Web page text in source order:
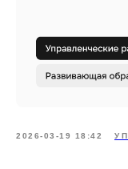
2026-03-19 18:42